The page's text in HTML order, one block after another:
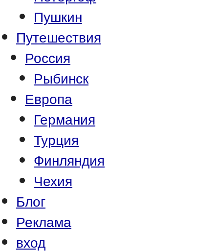
Пушкин
Путешествия
Россия
Рыбинск
Европа
Германия
Турция
Финляндия
Чехия
Блог
Реклама
вход